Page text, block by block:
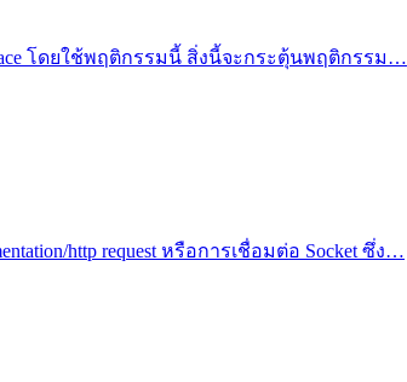
โดยใช้พฤติกรรมนี้ สิ่งนี้จะกระตุ้นพฤติกรรม…
http request หรือการเชื่อมต่อ Socket ซึ่ง…